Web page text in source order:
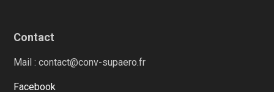
Contact
Mail : contact@conv-supaero.fr
Facebook